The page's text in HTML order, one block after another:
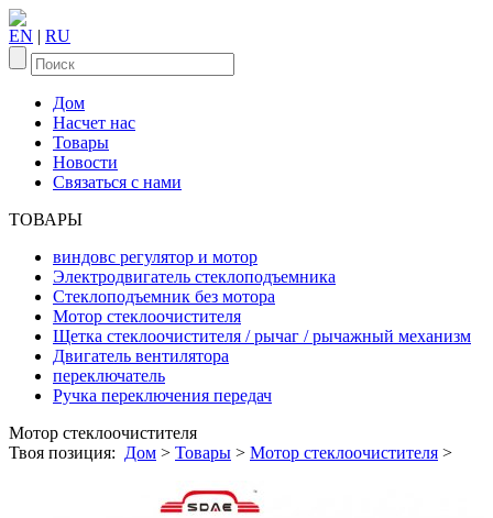
EN | RU
Дом
Насчет нас
Товары
Новости
Связаться с нами
ТОВАРЫ
виндовс регулятор и мотор
Электродвигатель стеклоподъемника
Стеклоподъемник без мотора
Мотор стеклоочистителя
Щетка стеклоочистителя / рычаг / рычажный механизм
Двигатель вентилятора
переключатель
Ручка переключения передач
Мотор стеклоочистителя
Твоя позиция: Дом > Товары > Мотор стеклоочистителя >